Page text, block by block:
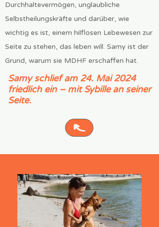
Durchhaltevermögen, unglaubliche
Selbstheilungskräfte und darüber, wie
wichtig es ist, einem hilflosen Lebewesen zur
Seite zu stehen, das leben will. Samy ist der
Grund, warum sie MDHF erschaffen hat.
Samy schlief am 24. Mai 2024
friedlich ein – mit Sybille an seiner
Seite.